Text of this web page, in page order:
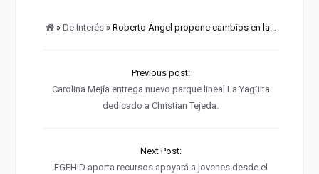
» De Interés» Roberto Ángel propone cambios en la...
Previous post:
Carolina Mejía entrega nuevo parque lineal La Yagüita
dedicado a Christian Tejeda.
Next Post:
EGEHID aporta recursos apoyará a jovenes desde el